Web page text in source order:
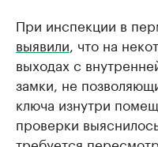
При инспекции в
выявили, что на
выходах с
замки, не
ключа изнутри
проверки